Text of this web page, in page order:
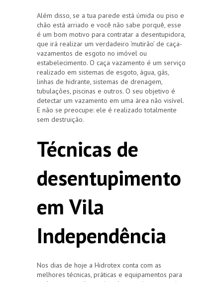
Além disso, se a tua parede está úmida ou piso e
chão está arriado e você não sabe porquê, esse
é um bom motivo para contratar a desentupidora,
que irá realizar um verdadeiro ‘mutirão’ de caça-
vazamentos de esgoto no imóvel ou
estabelecimento. O caça vazamento é um serviço
realizado em sistemas de esgoto, água, gás,
linhas de hidrante, sistemas de drenagem,
tubulações, piscinas e outros. O seu objetivo é
detectar um vazamento em uma área não visível.
E não se preocupe: ele é realizado totalmente
sem destruição.
Técnicas de
desentupimento
em Vila
Independência
Nos dias de hoje a Hidrotex conta com as
melhores técnicas, práticas e equipamentos para